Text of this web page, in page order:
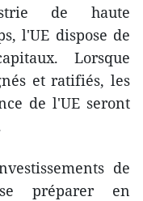
de haute
l'UE dispose de
Lorsque
et ratifiés, les
de l'UE seront
de
préparer en